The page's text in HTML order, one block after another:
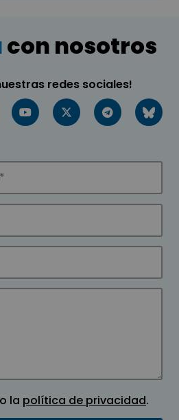
con nosotros
redes sociales!
la política de privacidad.